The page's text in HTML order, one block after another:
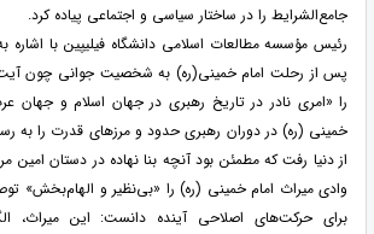
جامع‌الشرایط را در ساختار سیاسی و اجتماعی پیاده کرد.
رئیس مؤسسه مطالعات اسلامی دانشگاه فیلیپین با اشاره
پس از رحلت امام خمینی(ره) به شخصیت جوانی چون
را «امری نادر در تاریخ رهبری در جهان اسلام و جهان
خمینی (ره) در دوران رهبری حدود و مرزهای قدرت را به
از دنیا رفت که مطمئن بود آنچه بنا نهاده در دستان امین
وادی میراث امام خمینی (ره) را «بی‌نظیر و الهام‌بخش»
برای حرکت‌های اصلاحی آینده دانست: این میراث،